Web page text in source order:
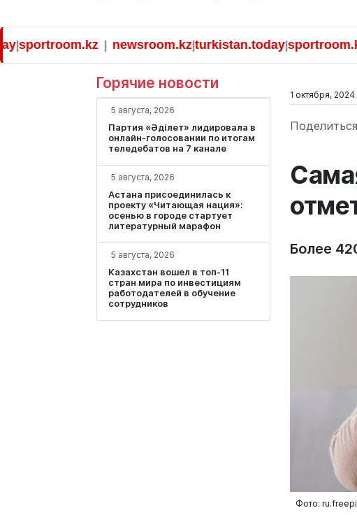
| newsroom.kz|turkistan.today|sportroom.kz|
Горячие новости
5 августа, 2026
Партия «Әділет» лидировала в
онлайн-голосовании по итогам
теледебатов на 7 канале
5 августа, 2026
Астана присоединилась к
проекту «Читающая нация»:
осенью в городе стартует
литературный марафон
5 августа, 2026
Казахстан вошел в топ-11
стран мира по инвестициям
работодателей в обучение
сотрудников
1 октября, 2024
Более
Фото: